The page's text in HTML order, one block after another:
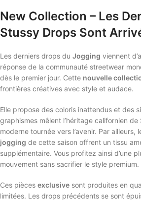
New Collection – Les
Stussy Drops Sont
Les derniers drops du Jogging viennent
réponse de la communauté streetwear
dès le premier jour. Cette nouvelle
frontières créatives avec style et audace.
Elle propose des coloris inattendus et des
graphismes mêlent l’héritage californien
moderne tournée vers l’avenir. Par ailleurs,
jogging de cette saison offrent un tissu
supplémentaire. Vous profitez ainsi d’une
mouvement sans sacrifier le style premium.
Ces pièces exclusive sont produites en
limitées. Les drops précédents se sont